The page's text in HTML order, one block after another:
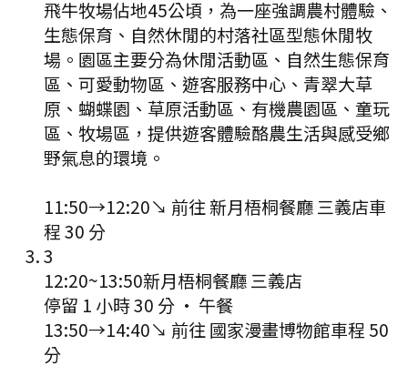
飛牛牧場佔地45公頃，為一座強調農村體驗、
生態保育、自然休閒的村落社區型態休閒牧
場。園區主要分為休閒活動區、自然生態保育
區、可愛動物區、遊客服務中心、青翠大草
原、蝴蝶園、草原活動區、有機農園區、童玩
區、牧場區，提供遊客體驗酪農生活與感受鄉
野氣息的環境。
11:50→12:20↘ 前往 新月梧桐餐廳 三義店車
程30 分
3
12:20~13:50新月梧桐餐廳 三義店
停留 1 小時 30 分 · 午餐
13:50→14:40↘ 前往 國家漫畫博物館車程 50
分